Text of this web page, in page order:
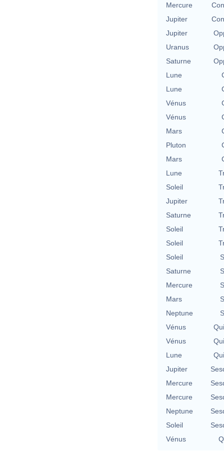
Mercure
Jupiter
Jupiter
Uranus
Saturne
Lune
Lune
Vénus
Vénus
Mars
Pluton
Mars
Lune
Soleil
Jupiter
Saturne
Soleil
Soleil
Soleil
Saturne
Mercure
Mars
Neptune
Vénus
Vénus
Lune
Jupiter
Mercure
Mercure
Neptune
Soleil
Vénus